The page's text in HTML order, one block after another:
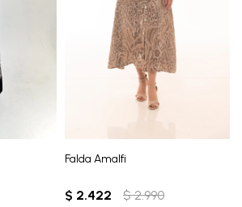
Falda Amalfi
$ 2.422 $ 2.990